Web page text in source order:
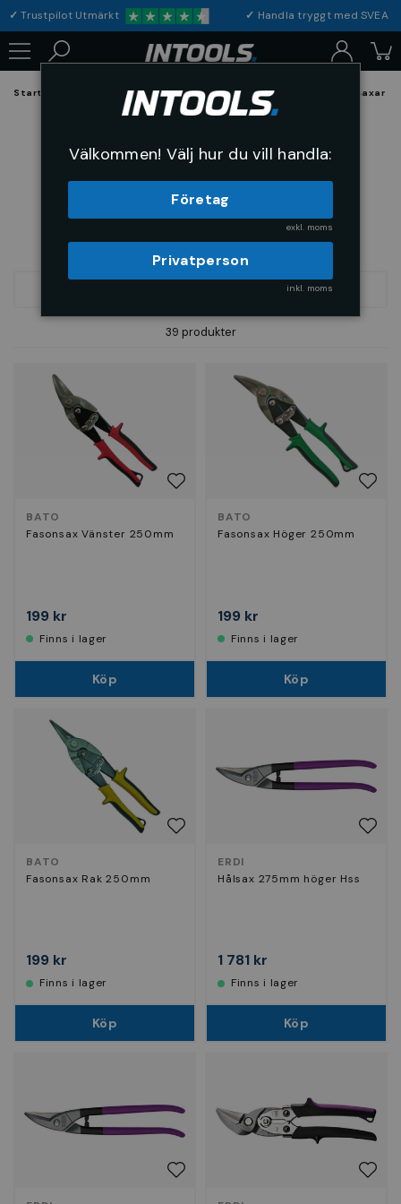
✓Trustpilot Utmärkt ✓ Handla tryggt med
Startsida Verktyg & Maskiner Handverktyg Plåtsaxar
SORTERA
39 produkter
BATO
Fasonsax Vänster 250mm
199 kr
Finns i lager
Köp
BATO
Fasonsax Höger 250mm
199 kr
Finns i lager
Köp
BATO
Fasonsax Rak 250mm
199 kr
Finns i lager
Köp
ERDI
Hålsax 275mm höger Hss
1 781 kr
Finns i lager
Köp
Välkommen! Välj hur du vill handla:
Företag
exkl. moms
Privatperson
inkl. moms